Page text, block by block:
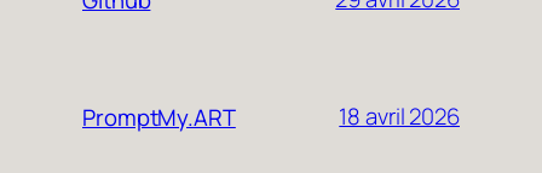
PromptMy.ART 18 avril 2026